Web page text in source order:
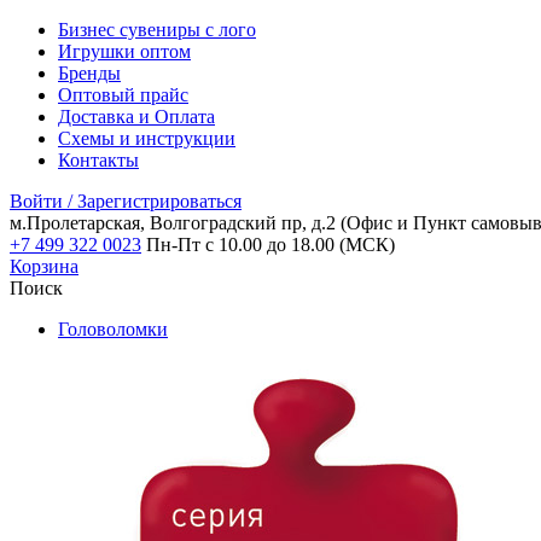
Бизнес сувениры с лого
Игрушки оптом
Бренды
Оптовый прайс
Доставка и Оплата
Схемы и инструкции
Контакты
Войти / Зарегистрироваться
м.Пролетарская, Волгоградский пр, д.2 (Офис и Пункт
+7 499 322 0023 Пн-Пт с 10.00 до 18.00 (МСК)
Корзина
Поиск
Головоломки